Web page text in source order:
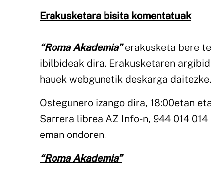
Erakusketara bisita komentatuak
“Roma Akademia”erakusketa bere
ibilbideak dira. Erakusketaren
hauek webgunetik deskarga daitezke.
Ostegunero izango dira, 18:00etan
Sarrera librea AZ Info-n, 944 014
eman ondoren.
“Roma Akademia”